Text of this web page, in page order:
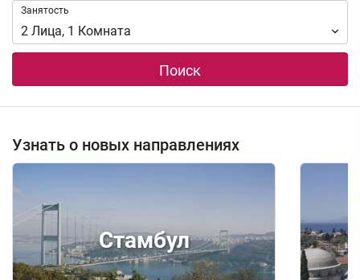
Занятость
Занятость
2 Лица, 1 Комната
Поиск
Узнать о новых направлениях
Стамбул